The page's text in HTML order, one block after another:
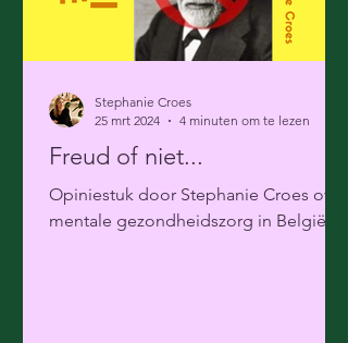
Freud of niet...
Opiniestuk door Stephanie Croes over
mentale gezondheidszorg in België
Stephanie Croes
25 mrt 2024
4 minuten om te lezen